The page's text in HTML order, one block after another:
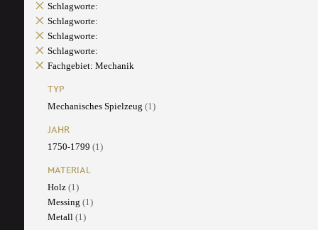
Schlagworte:
Schlagworte:
Schlagworte:
Schlagworte:
Fachgebiet: Mechanik
TYP
Mechanisches Spielzeug (1)
JAHR
1750-1799 (1)
MATERIAL
Holz (1)
Messing (1)
Metall (1)